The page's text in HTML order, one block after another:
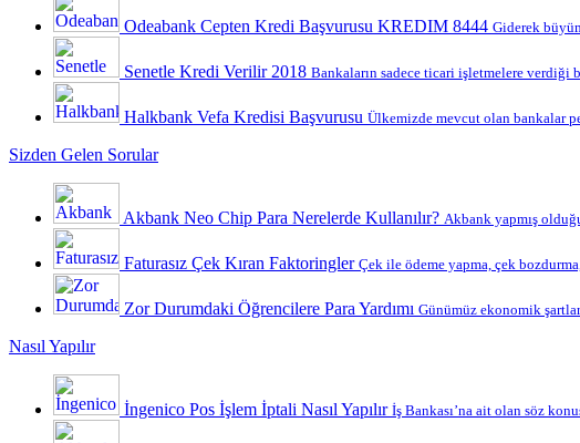
Odeabank Cepten Kredi Başvurusu KREDIM 8444 Giderek
Senetle Kredi Verilir 2018 Bankaların sadece ticari işletmelere verdiği
Halkbank Vefa Kredisi Başvurusu Ülkemizde mevcut olan bankalar
Sizden Gelen Sorular
Akbank Neo Chip Para Nerelerde Kullanılır? Akbank yapmış
Faturasız Çek Kıran Faktoringler Çek ile ödeme yapma, çek
Zor Durumdaki Öğrencilere Para Yardımı Günümüz ekonomik
Nasıl Yapılır
İngenico Pos İşlem İptali Nasıl Yapılır İş Bankası’na ait olan söz